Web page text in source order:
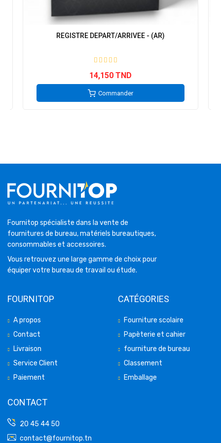
REGISTRE DEPART/ARRIVEE - (AR)
14,150 TND
Commander
Fournitop spécialiste dans la vente de
fournitures de bureau, matériels bureautiques,
consommables et accessoires.
Vous retrouvez une large gamme de choix pour
équiper votre bureau de travail ou étude.
FOURNITOP
A propos
Contact
Livraison
Service Client
Paiement
CATÉGORIES
Fourniture scolaire
Papèterie et cahier
fourniture de bureau
Classement
Emballage
CONTACT
20 45 44 50
contact@fournitop.tn